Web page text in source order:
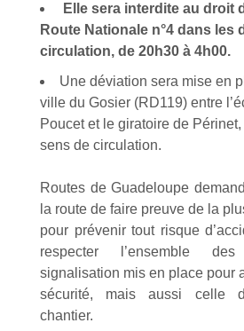
Elle sera interdite au droit
Route Nationale n°4 dans les
circulation, de 20h30 à 4h00.
Une déviation sera mise en
ville du Gosier (RD119) entre
Poucet et le giratoire de
sens de circulation.
Routes de Guadeloupe
la route de faire preuve de la
pour prévenir tout risque
respecter l’ensemble
signalisation mis en place pour
sécurité, mais aussi celle
chantier.